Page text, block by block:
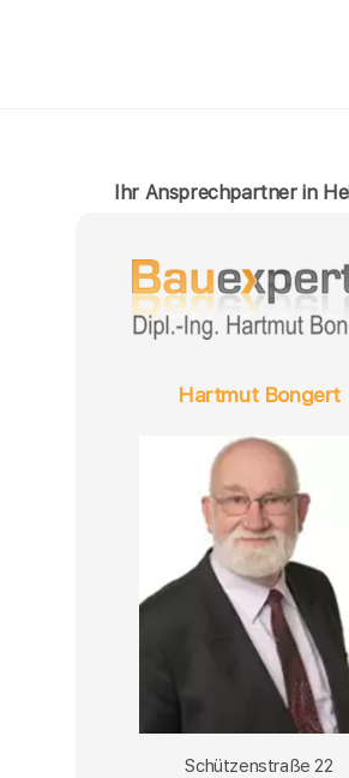
Ihr Ansprechpartner in
Hartmut Bongert
Schützenstraße 22